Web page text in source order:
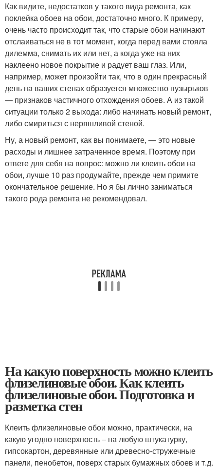
Как видите, недостатков у такого вида ремонта, как
поклейка обоев на обои, достаточно много. К примеру,
очень часто происходит так, что старые обои начинают
отслаиваться не в тот момент, когда перед вами стояла
дилемма, снимать их или нет, а когда уже на них
наклеено новое покрытие и радует ваш глаз. Или,
например, может произойти так, что в один прекрасный
день на ваших стенах образуется множество пузырьков
— признаков частичного отхождения обоев. А из такой
ситуации только 2 выхода: либо начинать новый ремонт,
либо смириться с неряшливой стеной.
Ну, а новый ремонт, как вы понимаете, — это новые
расходы и лишнее затраченное время. Поэтому при
ответе для себя на вопрос: можно ли клеить обои на
обои, лучше 10 раз продумайте, прежде чем примите
окончательное решение. Но я бы лично заниматься
такого рода ремонта не рекомендовал.
На какую поверхность можно клеить
флизелиновые обои. Как клеить
флизелиновые обои. Подготовка и
разметка стен
Клеить флизелиновые обои можно, практически, на
какую угодно поверхность – на любую штукатурку,
гипсокартон, деревянные или древесно-стружечные
панели, пенобетон, поверх старых бумажных обоев и т.д.